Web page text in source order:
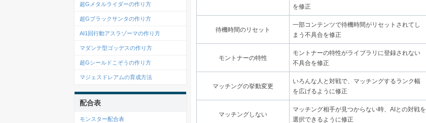
を修正
待機時間のリセット
一部コンテンツで待機時間がリセットされてし
まう不具合を修正
モントナーの特性
モントナーの特性がライブラリに登録されない
不具合を修正
マッチングの挙動変更
いろんな人と対戦で、マッチングするランク幅
を広げるように修正
マッチングしない
マッチング相手が見つからない時、AIとの対戦を
選択できるように修正
超Gメタルライダーの作り方
超Gブラックサンタの作り方
AI1回行動アスラゾーマの作り方
マダンテ型ゴッデスの作り方
超Gシールドこぞうの作り方
マジェスドレアムの育成方法
配合表
モンスター配合表